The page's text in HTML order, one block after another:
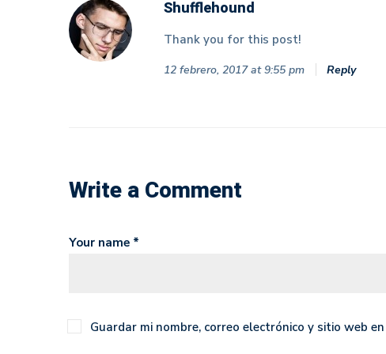
Shufflehound
Thank you for this post!
12 febrero, 2017 at 9:55 pm Reply
Write a Comment
Your name *
Guardar mi nombre, correo electrónico y sitio web